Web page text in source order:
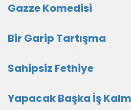
Gazze Komedisi
Bir Garip Tartışma
Sahipsiz Fethiye
Yapacak Başka İş